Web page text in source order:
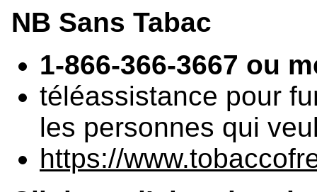
NB Sans Tabac
1-866-366-3667 ou
téléassistance pour
les personnes qui
https://